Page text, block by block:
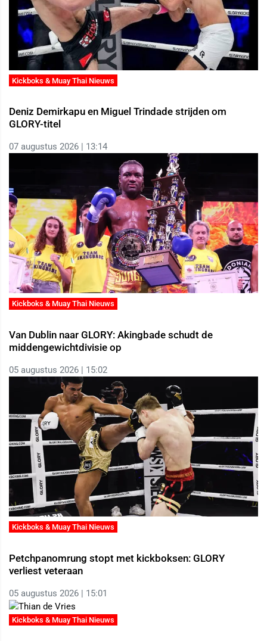
Kickboks & Muay Thai Nieuws
Deniz Demirkapu en Miguel Trindade strijden om
GLORY-titel
07 augustus 2026 | 13:14
Kickboks & Muay Thai Nieuws
Van Dublin naar GLORY: Akingbade schudt de
middengewichtdivisie op
05 augustus 2026 | 15:02
Kickboks & Muay Thai Nieuws
Petchpanomrung stopt met kickboksen: GLORY
verliest veteraan
05 augustus 2026 | 15:01
Kickboks & Muay Thai Nieuws